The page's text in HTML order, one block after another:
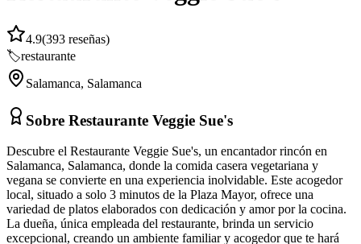
4.9(393 reseñas)
🏷️restaurante
Salamanca, Salamanca
Sobre Restaurante Veggie Sue's
Descubre el Restaurante Veggie Sue's, un encantador rincón en
Salamanca, Salamanca, donde la comida casera vegetariana y
vegana se convierte en una experiencia inolvidable. Este acogedor
local, situado a solo 3 minutos de la Plaza Mayor, ofrece una
variedad de platos elaborados con dedicación y amor por la cocina.
La dueña, única empleada del restaurante, brinda un servicio
excepcional, creando un ambiente familiar y acogedor que te hará